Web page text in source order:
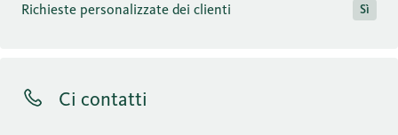
Richieste personalizzate dei clienti Sì
Ci contatti